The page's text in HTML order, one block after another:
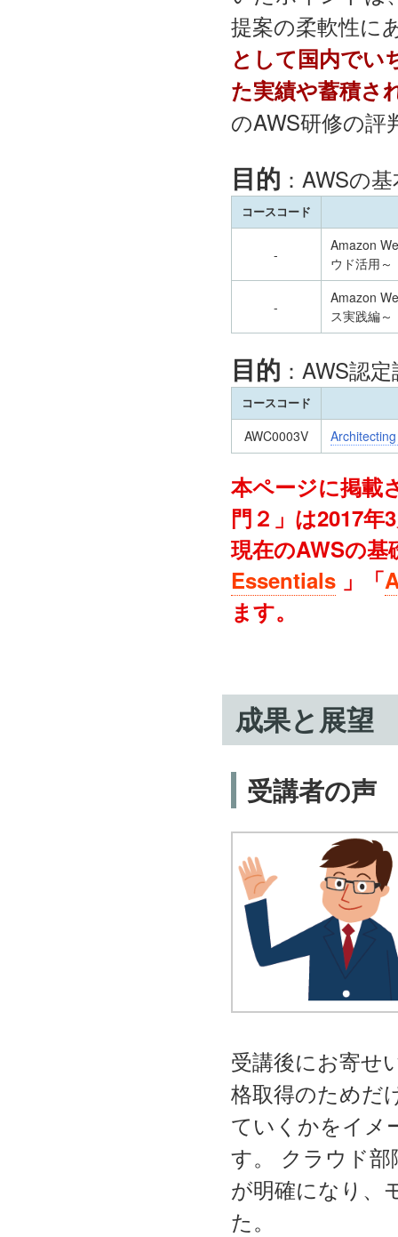
提案の柔軟性に
として国内でい
た実績や蓄積さ
のAWS研修の
目的 ：AWSの
コースコード
-
Amazon
ウド活用～
-
Amazon
ス実践編～
目的 ：AWS認
コースコード
AWC0003V
本ページに掲載
門２」は2017年
現在のAWSの基
Essentials 」「
ます。
成果と展望
受講者の声
受講後にお寄せ
格取得のためだ
ていくかをイメ
す。 クラウド
が明確になり、
た。